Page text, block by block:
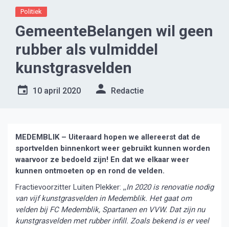
Politiek
GemeenteBelangen wil geen
rubber als vulmiddel
kunstgrasvelden
10 april 2020 Redactie
MEDEMBLIK – Uiteraard hopen we allereerst dat de
sportvelden binnenkort weer gebruikt kunnen worden
waarvoor ze bedoeld zijn! En dat we elkaar weer
kunnen ontmoeten op en rond de velden.
Fractievoorzitter Luiten Plekker: ,,In 2020 is renovatie nodig
van vijf kunstgrasvelden in Medemblik. Het gaat om
velden bij FC Medemblik, Spartanen en VVW. Dat zijn nu
kunstgrasvelden met rubber infill. Zoals bekend is er veel